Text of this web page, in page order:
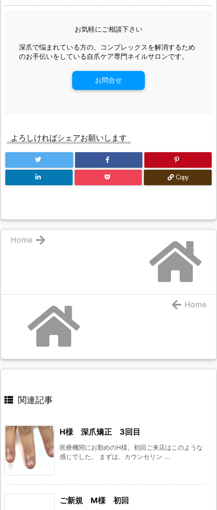
お気軽にご相談下さい
深爪で悩まれている方の、コンプレックスを解消するため
のお手伝いをしている自爪ケア専門ネイルサロンです。
お問合せ
よろしければシェアお願いします
Copy
Home
Home
関連記事
H様 深爪矯正 3回目
医療機関にお勤めのH様。初回ご来店はこのような
感じでした。 まずは、カウンセリン ...
ご新規 M様 初回